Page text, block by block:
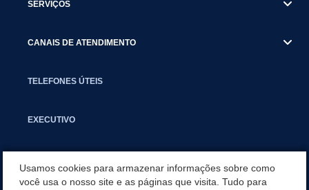
SERVIÇOS
CANAIS DE ATENDIMENTO
TELEFONES ÚTEIS
EXECUTIVO
Usamos cookies para armazenar informações sobre como
você usa o nosso site e as páginas que visita. Tudo para